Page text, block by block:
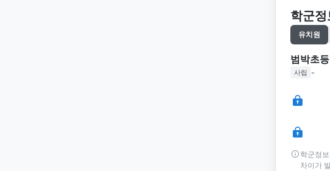
학군정
유치원
범박초
사립 -
학군정
차이가